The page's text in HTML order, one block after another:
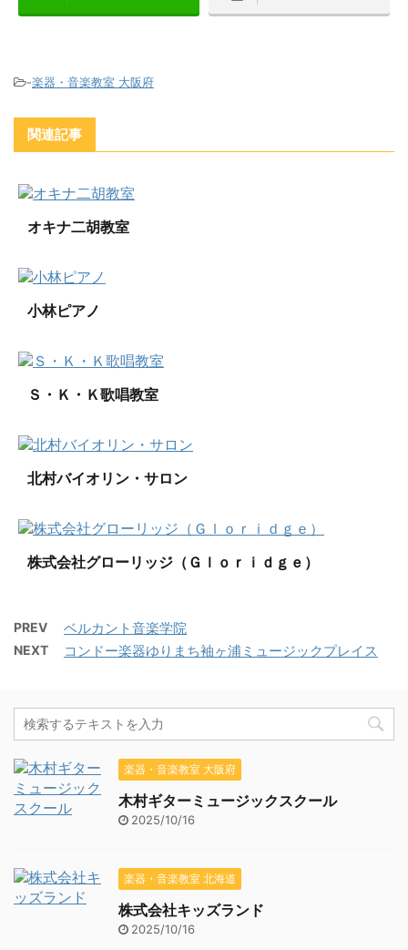
-楽器・音楽教室 大阪府
関連記事
オキナ二胡教室
小林ピアノ
Ｓ・Ｋ・Ｋ歌唱教室
北村バイオリン・サロン
株式会社グローリッジ（Ｇｌｏｒｉｄｇｅ）
PREV ベルカント音楽学院
NEXT コンドー楽器ゆりまち袖ヶ浦ミュージックプレイス
楽器・音楽教室 大阪府
木村ギターミュージックスクール
2025/10/16
楽器・音楽教室 北海道
株式会社キッズランド
2025/10/16